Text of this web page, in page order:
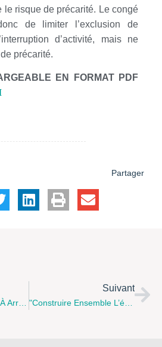
le risque de précarité. Le congé
de limiter l’exclusion de
d’activité, mais ne
précarité.
EN FORMAT PDF
Partager
OFFRE D'EMPLOI : À Arras, L'association De Coordination Des Centres Sociaux Recrute Un(e) Animateur(trice) Enfance/famille
Suivant
"Construire Ensemble L’école De La Réussite De Tous", Une Plateforme De Propositions Lancée Par ATD QUART MONDE…